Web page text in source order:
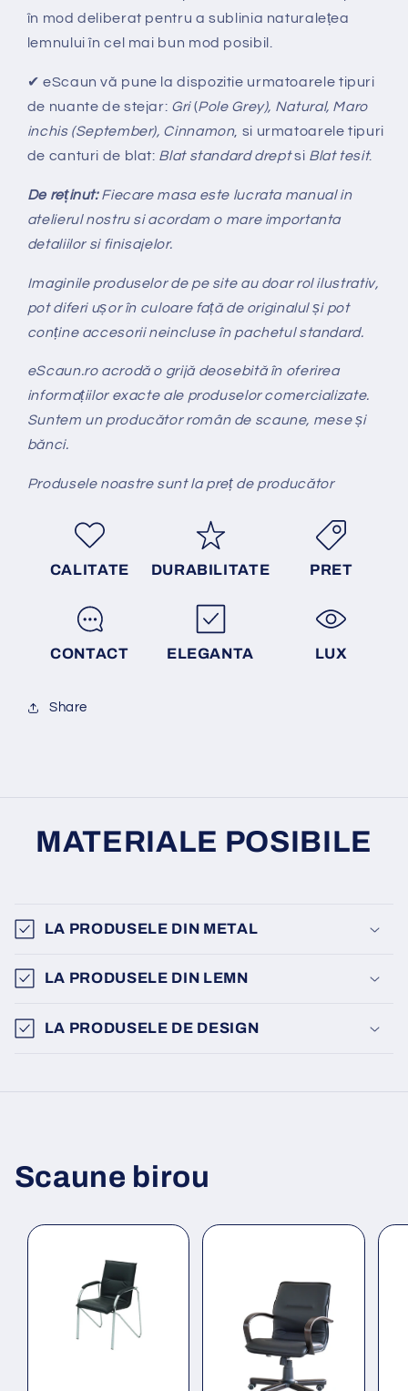
în mod deliberat pentru a sublinia naturalețea
lemnului în cel mai bun mod posibil.
✔eScaun vă pune la dispozitie urmatoarele tipuri
de nuante de stejar: Gri (Pole Grey), Natural, Maro
inchis (September), Cinnamon, si urmatoarele tipuri
de canturi de blat: Blat standard drept si Blat tesit.
De reținut:Fiecare masa este lucrata manual in
atelierul nostru si acordam o mare importanta
detaliilor si finisajelor.
Imaginile produselor de pe site au doar rol ilustrativ,
pot diferi ușor în culoare față de originalul și pot
conține accesorii neincluse în pachetul standard.
eScaun.ro acrodă o grijă deosebită în oferirea
informațiilor exacte ale produselor comercializate.
Suntem un producător român de scaune, mese și
bănci.
Produsele noastre sunt la preț de producător
CALITATE DURABILITATE PRET
CONTACT ELEGANTA LUX
Share
MATERIALE POSIBILE
LA PRODUSELE DIN METAL
LA PRODUSELE DIN LEMN
LA PRODUSELE DE DESIGN
Scaune birou